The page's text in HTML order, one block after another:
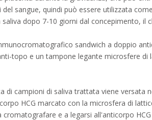
sangue, quindi può essere utilizzata
dopo 7-10 giorni dal concepimento, il
sandwich a doppio
topo e un tampone legante microsfere
di campioni di saliva trattata viene
HCG marcato con la microsfera di
e a legarsi all'anticorpo